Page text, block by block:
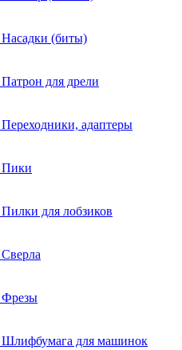
Насадки (биты)
Патрон для дрели
Переходники, адаптеры
Пики
Пилки для лобзиков
Сверла
Фрезы
Шлифбумага для машинок